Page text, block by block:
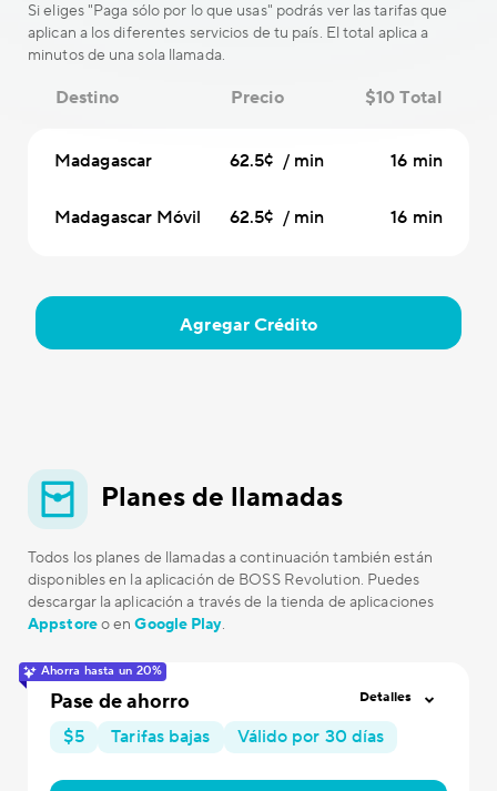
Si eliges "Paga sólo por lo que usas" podrás ver las tarifas que
aplican a los diferentes servicios de tu país. El total aplica a
minutos de una sola llamada.
Destino Precio $10 Total
Madagascar 62.5¢ / min 16 min
Madagascar Móvil 62.5¢ / min 16 min
Agregar Crédito
Planes de llamadas
Todos los planes de llamadas a continuación también están
disponibles en la aplicación de BOSS Revolution. Puedes
descargar la aplicación a través de la tienda de aplicaciones
Appstoreo enGoogle Play.
Ahorra hasta un 20%
Pase de ahorro
$5 Tarifas bajas Válido por 30 días
Detalles